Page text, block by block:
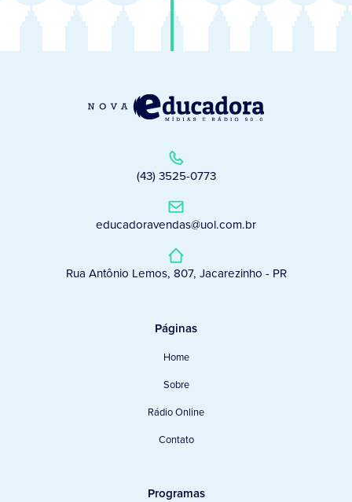
(43) 3525-0773
educadoravendas@uol.com.br
Rua Antônio Lemos, 807, Jacarezinho - PR
Páginas
Home
Sobre
Rádio Online
Contato
Programas